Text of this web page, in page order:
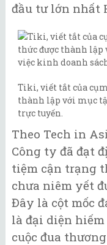
đầu tư lớn nhất
Tiki, viết tắt của
thành lập với mục
trực tuyến.
Theo Tech in
Công ty đã đạt
tiệm cận trạng
chưa niêm yết
Đây là cột mốc
là đại diện
cuộc đua